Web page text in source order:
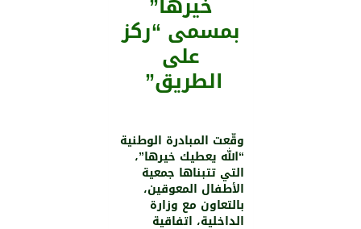
بمسمى “ركز
على
الطريق”
وقّعت المبادرة الوطنية
“الله يعطيك خيرها”،
التي تتبناها جمعية
الأطفال المعوقين،
بالتعاون مع وزارة
الداخلية، اتفاقية